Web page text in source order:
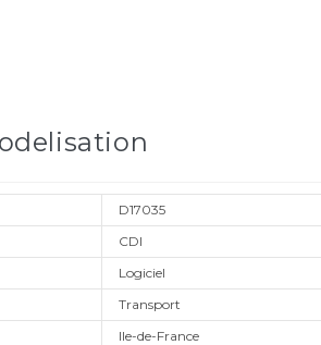
D17035
CDI
Logiciel
Transport
Ile-de-France